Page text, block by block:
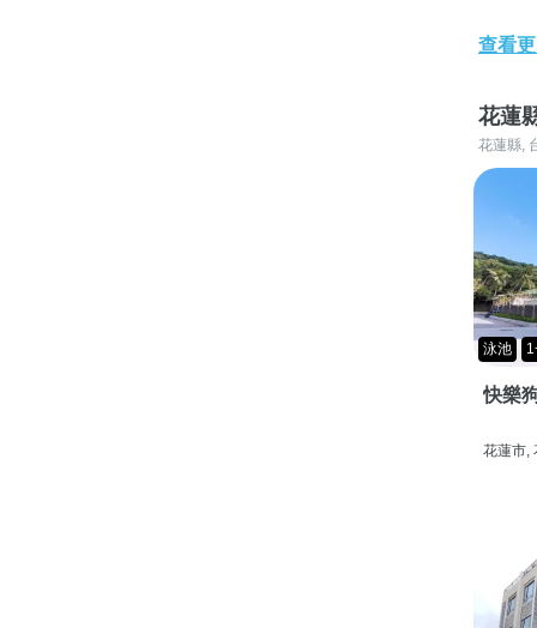
查看
花蓮
花蓮縣,
泳池
快樂
花蓮市,